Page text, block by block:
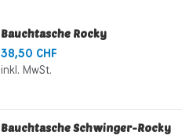
Bauchtasche Rocky
38,50 CHF
inkl. MwSt.
Bauchtasche Schwinger-Rocky